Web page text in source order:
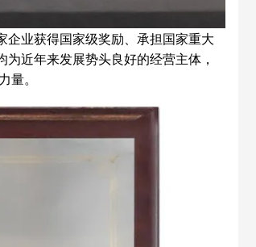
业获得国家级奖励、承担国家重大
近年来发展势头良好的经营主体，
。